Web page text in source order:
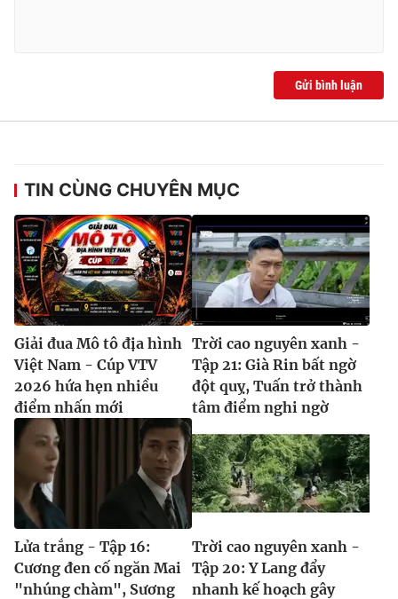
Gửi bình luận
TIN CÙNG CHUYÊN MỤC
Giải đua Mô tô địa hình
Việt Nam - Cúp VTV
2026 hứa hẹn nhiều
điểm nhấn mới
Trời cao nguyên xanh -
Tập 21: Già Rin bất ngờ
đột quỵ, Tuấn trở thành
tâm điểm nghi ngờ
Lửa trắng - Tập 16:
Cương đen cố ngăn Mai
"nhúng chàm", Sương
Trời cao nguyên xanh -
Tập 20: Y Lang đẩy
nhanh kế hoạch gây